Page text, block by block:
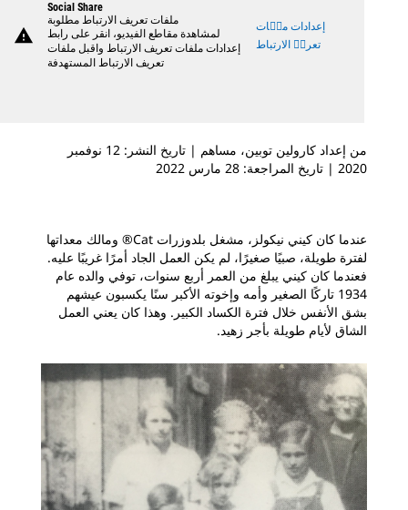
warning
Social Share
ملفات تعريف الارتباط مطلوبة
لمشاهدة مقاطع الفيديو، انقر على رابط
إعدادات ملفات تعريف الارتباط واقبل ملفات
تعريف الارتباط المستهدفة
إعدادات ملٝات
تعريٝ الارتباط
من إعداد كارولين توبين، مساهم | تاريخ النشر: 12 نوفمبر
2020 | تاريخ المراجعة: 28 مارس 2022
عندما كان كيني نيكولز، مشغل بلدوزرات Cat® ومالك معداتها
لفترة طويلة، صبيًا صغيرًا، لم يكن العمل الجاد أمرًا غريبًا عليه.
فعندما كان كيني يبلغ من العمر أربع سنوات، توفي والده عام
1934 تاركًا الصغير وأمه وإخوته الأكبر سنًا يكسبون عيشهم
بشق الأنفس خلال فترة الكساد الكبير. وهذا كان يعني العمل
الشاق لأيام طويلة بأجر زهيد.